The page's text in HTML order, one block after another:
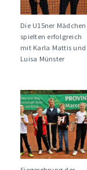
Die U15ner Mädchen
spielten erfolgreich
mit Karla Mattis und
Luisa Münster